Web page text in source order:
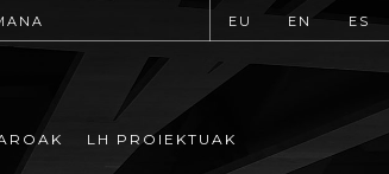
EU EN ES
LH PROIEKTUAK